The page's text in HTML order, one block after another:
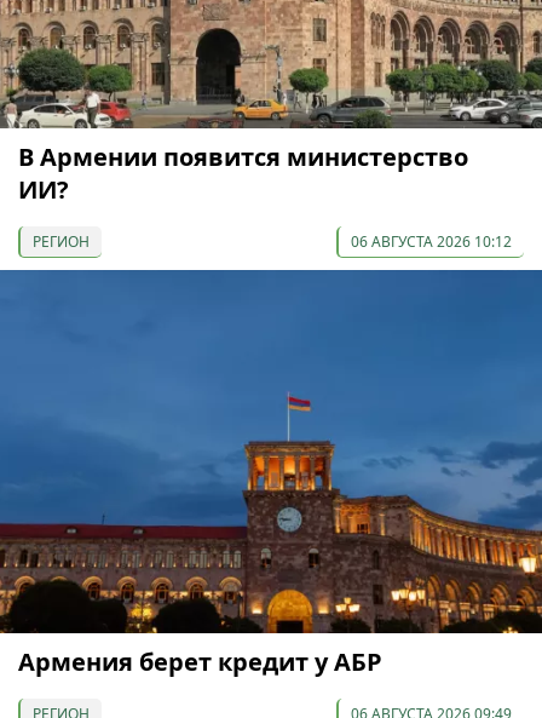
В Армении появится министерство
ИИ?
РЕГИОН 06 АВГУСТА 2026 10:12
Армения берет кредит у АБР
РЕГИОН 06 АВГУСТА 2026 09:49